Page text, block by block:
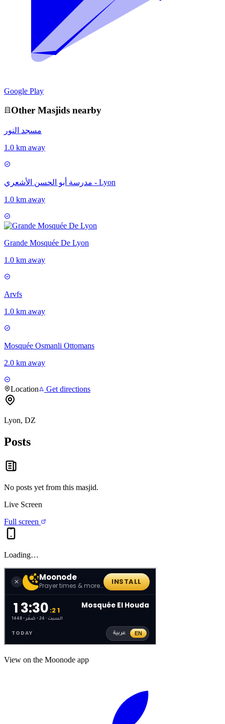
Google Play
Other Masjids nearby
مسجد النور
1.0 km away
مدرسة أبو الحسن الأشعري - Lyon
1.0 km away
Grande Mosquée De Lyon
1.0 km away
Arvfs
1.0 km away
Mosquée Osmanli Ottomans
2.0 km away
Location Get directions
Lyon, DZ
Posts
No posts yet from this masjid.
Live Screen
Full screen
Loading…
View on the Moonode app